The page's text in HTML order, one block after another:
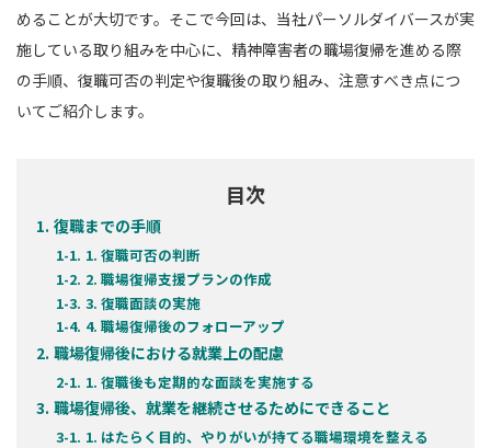
めることが大切です。そこで今回は、当社パーソルダイバースが実
施している取り組みを中心に、精神障害者の職場復帰を進める際
の手順、復職可否の判定や復職後の取り組み、注意すべき点につ
いてご紹介します。
目次
復職までの手順
1. 復職可否の判断
2. 職場復帰支援プランの作成
3. 復職面談の実施
4. 職場復帰後のフォローアップ
職場復帰後における就業上の配慮
1. 復職後も定期的な面談を実施する
職場復帰後、就業を継続させるためにできること
1. はたらく目的、やりがいが持てる職場環境を整える